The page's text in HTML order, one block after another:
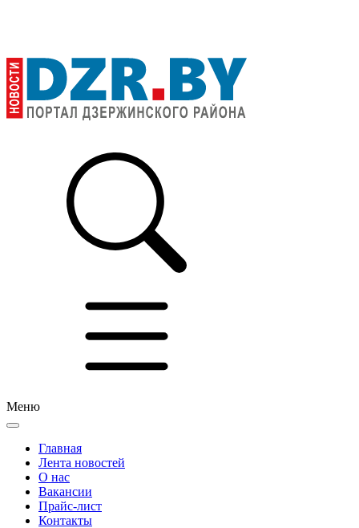
Меню
Главная
Лента новостей
О нас
Вакансии
Прайс-лист
Контакты